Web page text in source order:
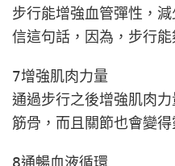
步行能增強血管彈性，
信這句話，因為，步行能
7增強肌肉力量
通過步行之後增強肌肉
筋骨，而且關節也會變得
8通暢血液循環